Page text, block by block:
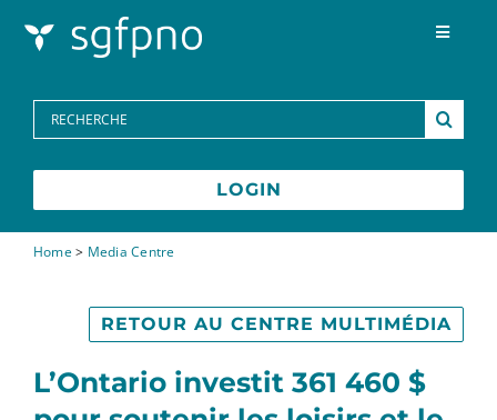
Toggle
FAQs
Contactez-nous
English
Search
for:
LOGIN
Home> Media Centre
L’Ontario investit 361 460 $
RETOUR AU CENTRE MULTIMÉDIA